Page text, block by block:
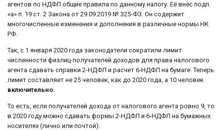
агентов по НДФЛ общие правила по данному налогу. Её внёс подп.
«а» п. 19 ст. 2 Закона от 29.09.2019 № 325-ФЗ. Он содержит
многочисленные изменения и дополнения в различные нормы НК
РФ.
Так, с 1 января 2020 года законодатели сократили лимит
численности физлиц-получателей доходов для права налогового
агента сдавать справки 2-НДФЛ и расчет 6-НДФЛ на бумаге. Теперь
лимит составляет не 25 человек, как до 2020 года, а 10 человек
включительно.
То есть, если получателей дохода от налогового агента ровно 9, то
в 2020 году можно сдавать формы 2-НДФЛ и 6-НДФЛ на бумажных
носителях (лично или почтой).